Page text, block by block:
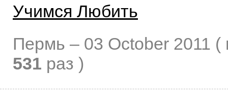
Учимся Любить
Пермь – 03 October 2011 (
531 раз )